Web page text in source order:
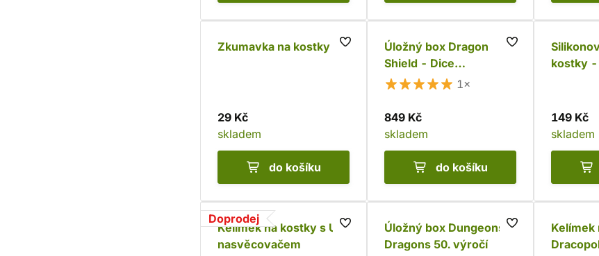
Zkumavka na kostky
29 Kč
skladem
do košíku
Úložný box Dragon
Shield - Dice
Companion, červená
1×
849 Kč
skladem
do košíku
kostky
149 Kč
skladem
Doprodej
Kelímek na kostky s UV
nasvěcovačem
Úložný box Dungeons &
Dragons 50. výročí
Kelímek